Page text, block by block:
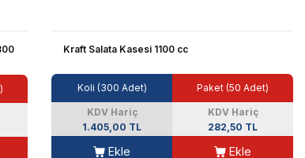
Kraft Salata Kasesi 1100 cc
Koli (300 Adet)
KDV Hariç
1.405,00 TL
Ekle
Paket (50 Adet)
KDV Hariç
282,50 TL
Ekle